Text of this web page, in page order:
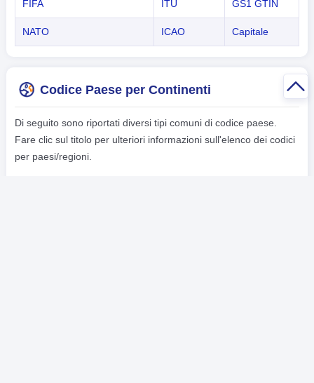
FIFA ITU GS1 GTIN
NATO ICAO Capitale
Codice Paese per Continenti
Di seguito sono riportati diversi tipi comuni di codice paese.
Fare clic sul titolo per ulteriori informazioni sull'elenco dei codici
per paesi/regioni.